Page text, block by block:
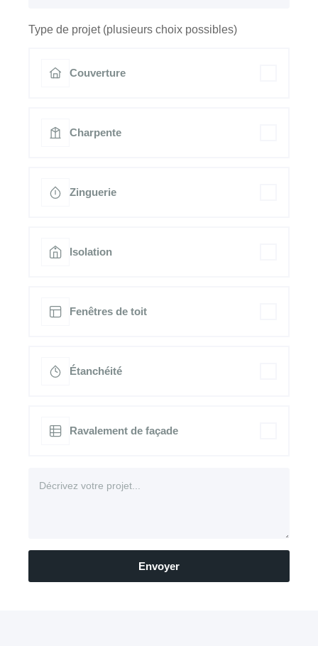
Type de projet (plusieurs choix possibles)
Couverture
Charpente
Zinguerie
Isolation
Fenêtres de toit
Étanchéité
Ravalement de façade
Envoyer